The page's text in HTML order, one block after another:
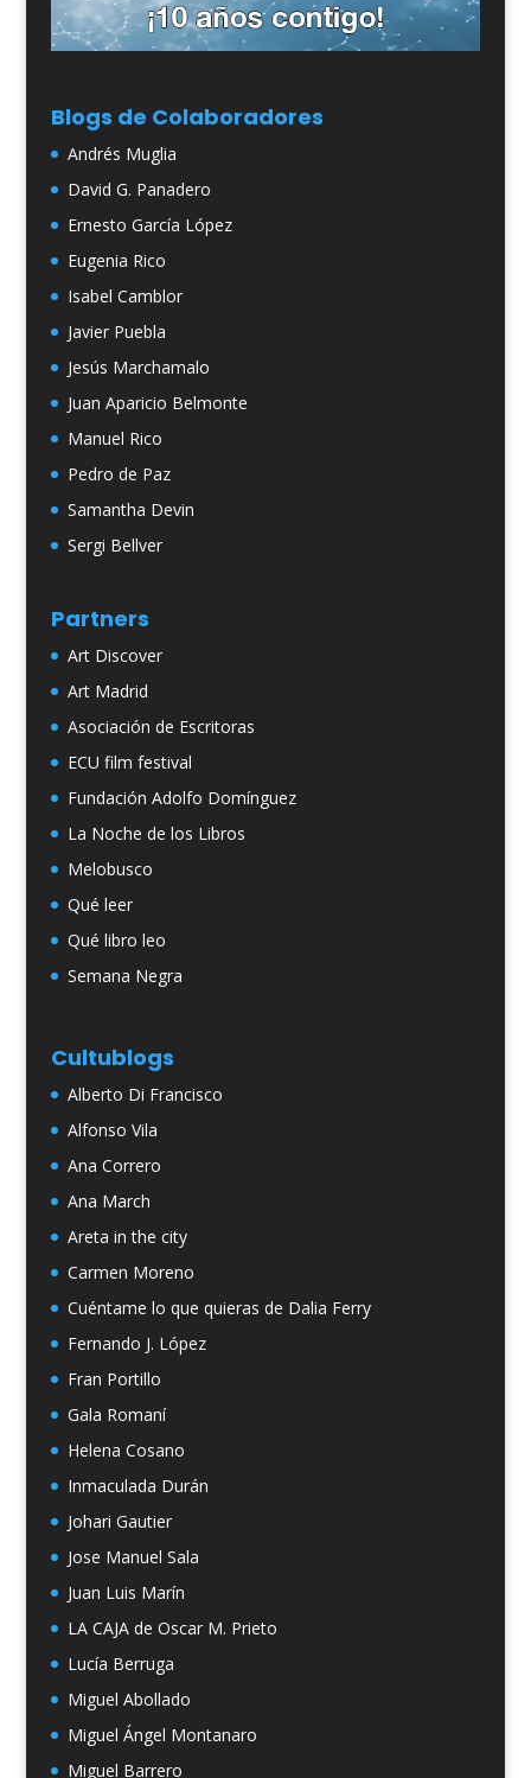
Blogs de Colaboradores
Andrés Muglia
David G. Panadero
Ernesto García López
Eugenia Rico
Isabel Camblor
Javier Puebla
Jesús Marchamalo
Juan Aparicio Belmonte
Manuel Rico
Pedro de Paz
Samantha Devin
Sergi Bellver
Partners
Art Discover
Art Madrid
Asociación de Escritoras
ECU film festival
Fundación Adolfo Domínguez
La Noche de los Libros
Melobusco
Qué leer
Qué libro leo
Semana Negra
Cultublogs
Alberto Di Francisco
Alfonso Vila
Ana Correro
Ana March
Areta in the city
Carmen Moreno
Cuéntame lo que quieras de Dalia Ferry
Fernando J. López
Fran Portillo
Gala Romaní
Helena Cosano
Inmaculada Durán
Johari Gautier
Jose Manuel Sala
Juan Luis Marín
LA CAJA de Oscar M. Prieto
Lucía Berruga
Miguel Abollado
Miguel Ángel Montanaro
Miguel Barrero